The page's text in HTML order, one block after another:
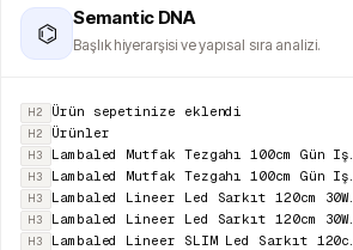
⌬
Semantic DNA
Başlık hiyerarşisi ve yapısal sıra analizi.
H2 Ürün sepetinize eklendi
H2 Ürünler
H3 Lambaled Mutfak
H3 Lambaled Mutfak
H3 Lambaled Lineer
H3 Lambaled Lineer
H3 Lambaled Lineer